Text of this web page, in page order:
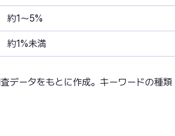
約1〜5%
約1%未満
ータをもとに作成。キーワードの種類